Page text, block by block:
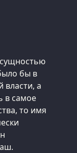
бы в
власти, а
в самое
то имя